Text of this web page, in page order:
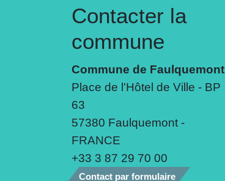
Contacter la
commune
Commune de Faulquemont
Place de l'Hôtel de Ville - BP
63
57380 Faulquemont -
FRANCE
+33 3 87 29 70 00
Contact par formulaire